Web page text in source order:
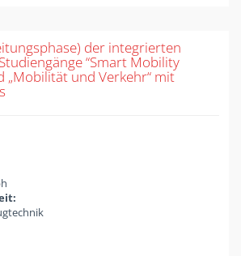
der integrierten
“Smart Mobility
„Mobilität und Verkehr“ mit